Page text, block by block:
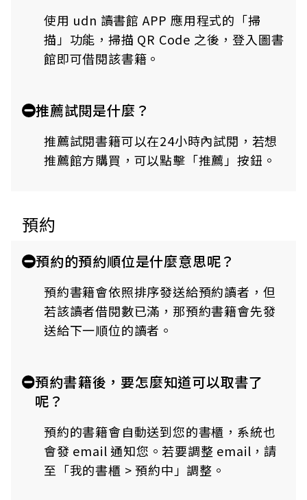
使用 udn 讀書館 APP 應用程式的「掃
描」功能，掃描 QR Code 之後，登入圖書
館即可借閱該書籍。
推薦試閱是什麼？
推薦試閱書籍可以在24小時內試閱，若想
推薦館方購買，可以點擊「推薦」按鈕。
預約
預約的預約順位是什麼意思呢？
預約書籍會依照排序發送給預約讀者，但
若該讀者借閱數已滿，那預約書籍會先發
送給下一順位的讀者。
預約書籍後，要怎麼知道可以取書了
呢？
預約的書籍會自動送到您的書櫃，系統也
會發 email 通知您。若要調整 email，請
至「我的書櫃 > 預約中」調整。